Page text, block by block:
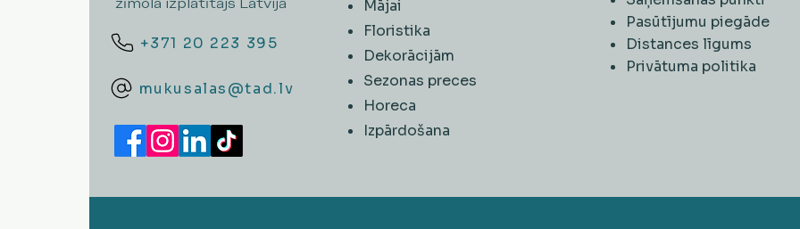
+371 20 223 395
mukusalas@tad.lv
Mājai
Floristika
Dekorācijām
Sezonas preces
Horeca
​Izpārdošana
Pasūtījumu piegāde
Distances līgums
Privātuma politika